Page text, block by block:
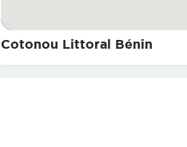
Cotonou Littoral Bénin